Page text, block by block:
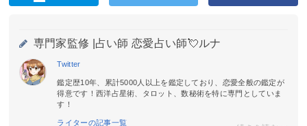
専門家監修 | 占い師 恋愛占い師💘ルナ
Twitter
鑑定歴10年、累計5000人以上を鑑定しており、恋愛全般の鑑定が
得意です！西洋占星術、タロット、数秘術を特に専門としていま
す！
ライターの記事一覧